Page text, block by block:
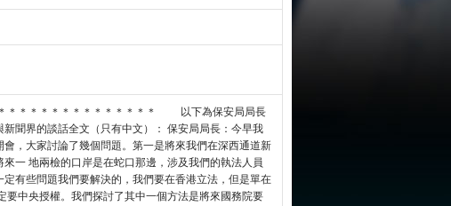
＊＊＊＊＊＊＊＊＊＊＊＊＊＊ 以下為保安局局長
聞界的談話全文（只有中文）： 保安局局長：今早我
，大家討論了幾個問題。第一是將來我們在深西通道新
一 地兩檢的口岸是在蛇口那邊，涉及我們的執法人員
有些問題我們要解決的，我們要在香港立法，但是單在
要中央授權。我們探討了其中一個方法是將來國務院要